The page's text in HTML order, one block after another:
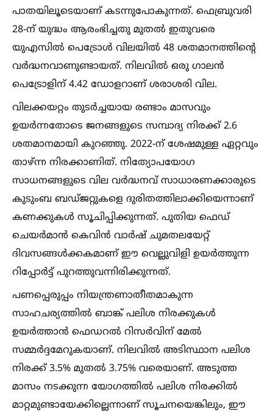
പാതയിലൂടെയാണ് കടന്നുപോകുന്നത്. ഫെബ്രുവരി
28-ന് യുദ്ധം ആരംഭിച്ചതു മുതല്‍ ഇതുവരെ
യുഎസില്‍ പെട്രോള്‍ വിലയില്‍ 48 ശതമാനത്തിൻ്റെ
വർദ്ധനവാണുണ്ടായത്. നിലവില്‍ ഒരു ഗാലൻ
പെട്രോളിന് 4.42 ഡോളറാണ് ശരാശരി വില.
വിലക്കയറ്റം തുടർച്ചയായ രണ്ടാം മാസവും
ഉയർന്നതോടെ ജനങ്ങളുടെ സമ്പാദ്യ നിരക്ക് 2.6
ശതമാനമായി കുറഞ്ഞു. 2022-ന് ശേഷമുള്ള ഏറ്റവും
താഴ്ന്ന നിരക്കാണിത്. നിത്യോപയോഗ
സാധനങ്ങളുടെ വില വർദ്ധനവ് സാധാരണക്കാരുടെ
കുടുംബ ബഡ്ജറ്റുകളെ ദുരിതത്തിലാക്കിയെന്നാണ്
കണക്കുകള്‍ സൂചിപ്പിക്കുന്നത്. പുതിയ ഫെഡ്
ചെയർമാൻ കെവിൻ വാർഷ് ചുമതലയേറ്റ്
ദിവസങ്ങള്‍ക്കകമാണ് ഈ വെല്ലുവിളി ഉയർത്തുന്ന
റിപ്പോർട്ട് പുറത്തുവന്നിരിക്കുന്നത്.
പണപ്പെരുപ്പം നിയന്ത്രണാതീതമാകുന്ന
സാഹചര്യത്തില്‍ ബാങ്ക് പലിശ നിരക്കുകള്‍
ഉയർത്താൻ ഫെഡറല്‍ റിസർവിന് മേല്‍
സമ്മർദ്ദമേറുകയാണ്. നിലവില്‍ അടിസ്ഥാന പലിശ
നിരക്ക് 3.5% മുതല്‍ 3.75% വരെയാണ്. അടുത്ത
മാസം നടക്കുന്ന യോഗത്തില്‍ പലിശ നിരക്കില്‍
മാറ്റമുണ്ടായേക്കില്ലെന്നാണ് സൂചനയെങ്കിലും, ഈ